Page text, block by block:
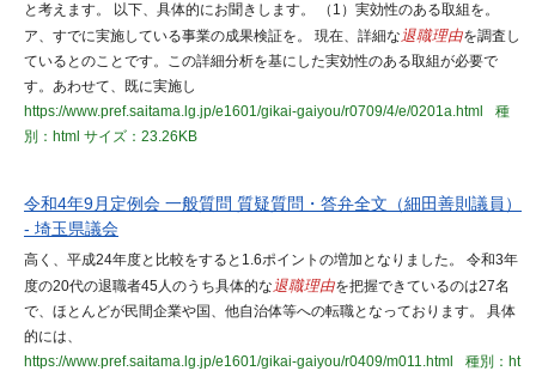
と考えます。 以下、具体的にお聞きします。 （1）実効性のある取組を。
ア、すでに実施している事業の成果検証を。 現在、詳細な退職理由を調査し
ているとのことです。この詳細分析を基にした実効性のある取組が必要で
す。あわせて、既に実施し
https://www.pref.saitama.lg.jp/e1601/gikai-gaiyou/r0709/4/e/0201a.html
種
別：html サイズ：23.26KB
令和4年9月定例会 一般質問 質疑質問・答弁全文（細田善則議員）
- 埼玉県議会
高く、平成24年度と比較をすると1.6ポイントの増加となりました。 令和3年
度の20代の退職者45人のうち具体的な退職理由を把握できているのは27名
で、ほとんどが民間企業や国、他自治体等への転職となっております。 具体
的には、
https://www.pref.saitama.lg.jp/e1601/gikai-gaiyou/r0409/m011.html
種別：ht